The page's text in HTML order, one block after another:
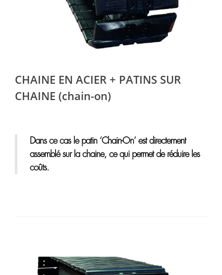
CHAINE EN ACIER + PATINS SUR
CHAINE (chain-on)
Dans ce cas le patin ‘Chain-On’ est directement
assemblé sur la chaine, ce qui permet de réduire les
coûts.